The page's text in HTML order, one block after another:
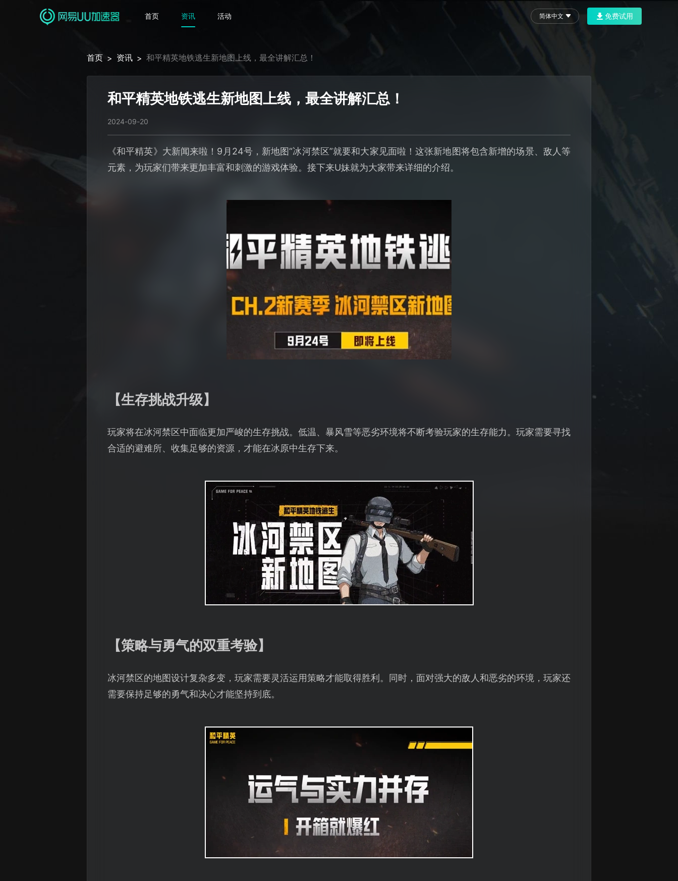
首页 资讯 活动 简体中文 免费试用
首页 > 资讯 > 和平精英地铁逃生新地图上线，最全讲解汇总！
和平精英地铁逃生新地图上线，最全讲解汇总！
2024-09-20
《和平精英》大新闻来啦！9月24号，新地图“冰河禁区”就要和大家见面啦！这张新地图将包含新增的场景、敌人等
元素，为玩家们带来更加丰富和刺激的游戏体验。接下来U妹就为大家带来详细的介绍。
【生存挑战升级】
玩家将在冰河禁区中面临更加严峻的生存挑战。低温、暴风雪等恶劣环境将不断考验玩家的生存能力。玩家需要寻找
合适的避难所、收集足够的资源，才能在冰原中生存下来。
【策略与勇气的双重考验】
冰河禁区的地图设计复杂多变，玩家需要灵活运用策略才能取得胜利。同时，面对强大的敌人和恶劣的环境，玩家还
需要保持足够的勇气和决心才能坚持到底。